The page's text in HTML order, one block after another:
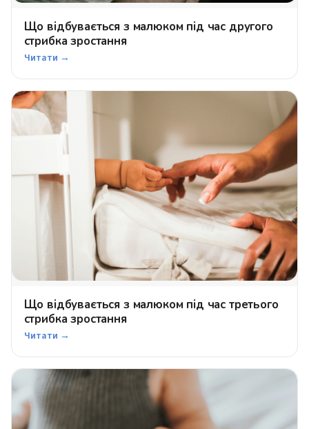
Що відбувається з малюком під час другого
стрибка зростання
Читати →
Що відбувається з малюком під час третього
стрибка зростання
Читати →